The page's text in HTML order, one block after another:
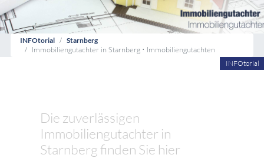
INFOtorial Starnberg
Immobiliengutachter in Starnberg • Immobiliengutachten
INFOtorial
Die zuverlässigen
Immobiliengutachter in
Starnberg finden Sie hier